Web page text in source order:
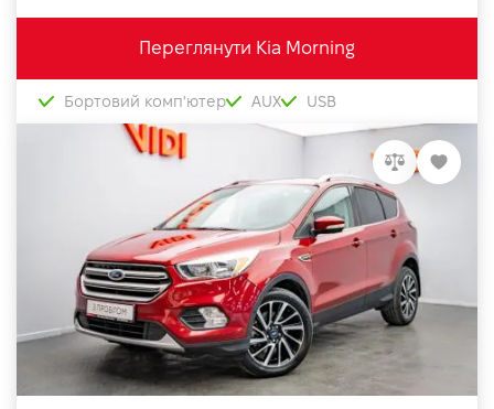
Переглянути Kia Morning
Бортовий комп'ютер AUX USB